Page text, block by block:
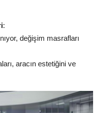
:
değişim masrafları
aracın estetiğini ve